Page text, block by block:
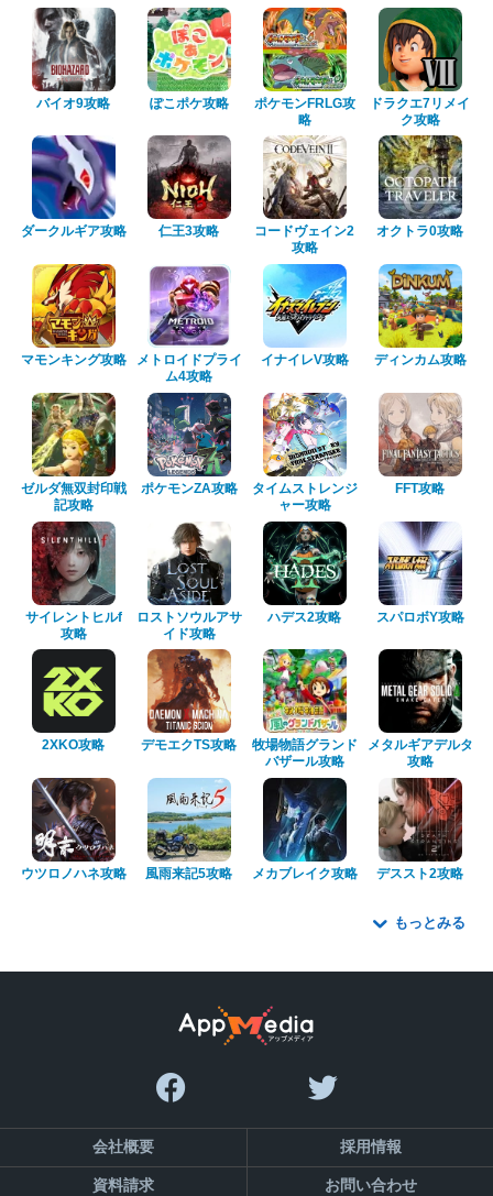
バイオ9攻略 ぽこポケ攻略
ポケモンFRLG攻
略
ドラクエ7リメイ
ク攻略
ダークルギア攻略 仁王3攻略
コードヴェイン2
攻略
オクトラ0攻略
マモンキング攻略
メトロイドプライ
ム4攻略
イナイレV攻略 ディンカム攻略
ゼルダ無双封印戦
記攻略
ポケモンZA攻略
タイムストレンジ
ャー攻略
FFT攻略
サイレントヒルf
攻略
ロストソウルアサ
イド攻略
ハデス2攻略 スパロボY攻略
2XKO攻略 デモエクTS攻略
牧場物語グランド
バザール攻略
メタルギアデルタ
攻略
ウツロノハネ攻略 風雨来記5攻略 メカブレイク攻略 デススト2攻略
もっとみる
会社概要 採用情報
資料請求 お問い合わせ